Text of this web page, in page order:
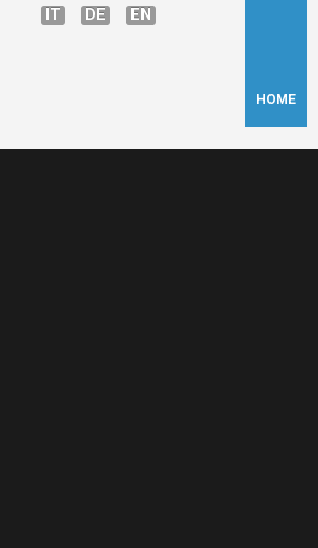
HOME
IT DE EN